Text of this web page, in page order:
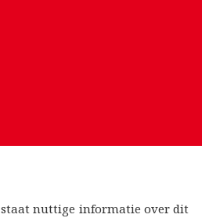
staat nuttige informatie over dit